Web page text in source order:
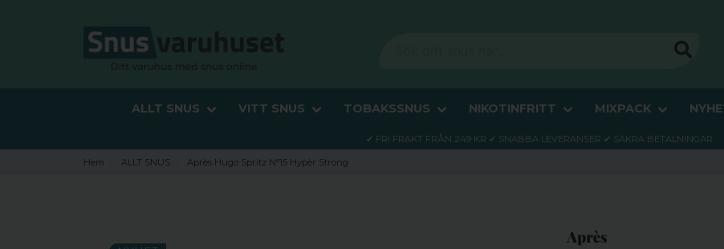
ALLT SNUS VITT SNUS TOBAKSSNUS NIKOTINFRITT MIXPACK
✔ FRI FRAKT FRÅN 249 KR ✔ SNABBA LEVERANSER ✔ SÄKRA BETALNINGAR
Hem ALLT SNUS Après Hugo Spritz N°15 Hypèr Strong